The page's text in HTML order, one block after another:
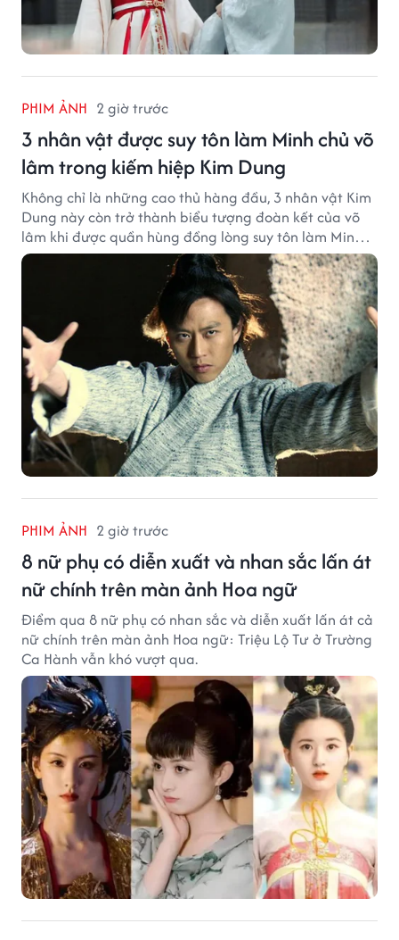
PHIM ẢNH 2 giờ trước
3 nhân vật được suy tôn làm Minh chủ võ
lâm trong kiếm hiệp Kim Dung
Không chỉ là những cao thủ hàng đầu, 3 nhân vật Kim
Dung này còn trở thành biểu tượng đoàn kết của võ
lâm khi được quần hùng đồng lòng suy tôn làm Minh
chủ.
PHIM ẢNH 2 giờ trước
8 nữ phụ có diễn xuất và nhan sắc lấn át
nữ chính trên màn ảnh Hoa ngữ
Điểm qua 8 nữ phụ có nhan sắc và diễn xuất lấn át cả
nữ chính trên màn ảnh Hoa ngữ: Triệu Lộ Tư ở Trường
Ca Hành vẫn khó vượt qua.